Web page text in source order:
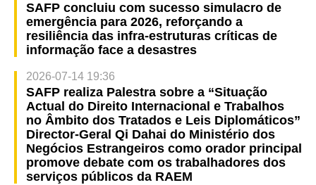
SAFP concluiu com sucesso simulacro de
emergência para 2026, reforçando a
resiliência das infra-estruturas críticas de
informação face a desastres
2026-07-14 19:36
SAFP realiza Palestra sobre a “Situação
Actual do Direito Internacional e Trabalhos
no Âmbito dos Tratados e Leis Diplomáticos”
Director-Geral Qi Dahai do Ministério dos
Negócios Estrangeiros como orador principal
promove debate com os trabalhadores dos
serviços públicos da RAEM